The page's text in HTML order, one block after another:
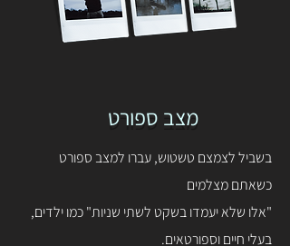
מצב ספורט
בשביל לצמצם טשטוש, עברו למצב ספורט
כשאתם מצלמים
"אלו שלא יעמדו בשקט לשתי שניות" כמו ילדים,
בעלי חיים וספורטאים.